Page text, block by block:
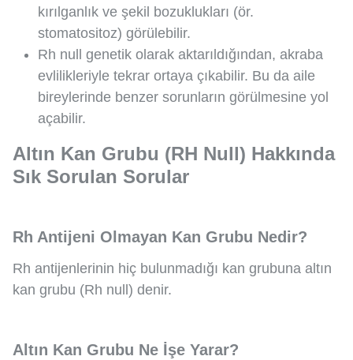
kırılganlık ve şekil bozuklukları (ör.
stomatositoz) görülebilir.
Rh null genetik olarak aktarıldığından, akraba
evlilikleriyle tekrar ortaya çıkabilir. Bu da aile
bireylerinde benzer sorunların görülmesine yol
açabilir.
Altın Kan Grubu (RH Null) Hakkında
Sık Sorulan Sorular
Rh Antijeni Olmayan Kan Grubu Nedir?
Rh antijenlerinin hiç bulunmadığı kan grubuna altın
kan grubu (Rh null) denir.
Altın Kan Grubu Ne İşe Yarar?